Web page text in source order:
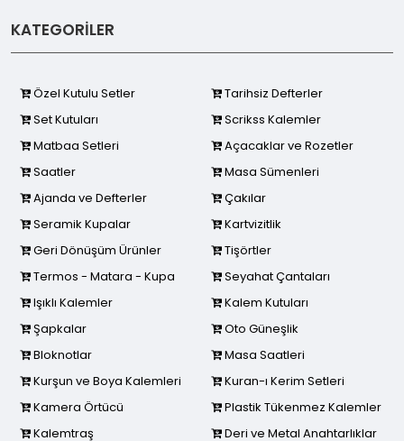
KATEGORİLER
Özel Kutulu Setler
Tarihsiz Defterler
Set Kutuları
Scrikss Kalemler
Matbaa Setleri
Açacaklar ve Rozetler
Saatler
Masa Sümenleri
Ajanda ve Defterler
Çakılar
Seramik Kupalar
Kartvizitlik
Geri Dönüşüm Ürünler
Tişörtler
Termos - Matara - Kupa
Seyahat Çantaları
Işıklı Kalemler
Kalem Kutuları
Şapkalar
Oto Güneşlik
Bloknotlar
Masa Saatleri
Kurşun ve Boya Kalemleri
Kuran-ı Kerim Setleri
Kamera Örtücü
Plastik Tükenmez Kalemler
Kalemtraş
Deri ve Metal Anahtarlıklar